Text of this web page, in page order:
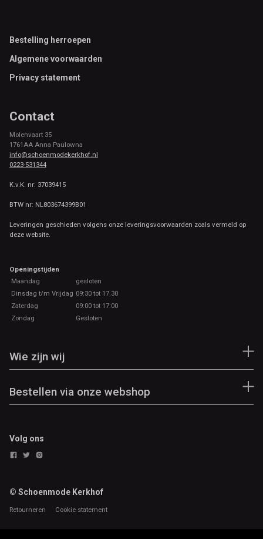
Footer
Bestelling herroepen
Algemene voorwaarden
Privacy statement
Contact
Molenvaart 35
1761AA Anna Paulowna
info@schoenmodekerkhof.nl
0223-531344
K.v.K. nr: 37039415
BTW nr: NL803674399B01
Leveringen geschieden volgens onze leveringsvoorwaarden zoals vermeld op
deze website.
Openingstijden
Maandag
gesloten
Dinsdag t/m Vrijdag 09:30 tot 17.30
Zaterdag
09:00 tot 17:00
Zondag
Gesloten
Wie zijn wij
Bestellen via onze webshop
Volg ons
© Schoenmode Kerkhof
Retourneren Cookie statement